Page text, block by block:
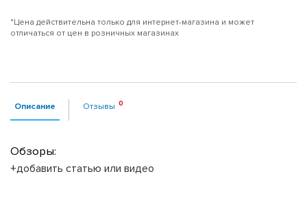
*Цена действительна только для интернет-магазина и может
отличаться от цен в розничных магазинах
Описание Отзывы
Обзоры:
+добавить статью или видео